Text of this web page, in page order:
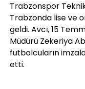
Trabzonspor
Trabzonda lise ve
geldi. Avcı, 15
Müdürü Zekeriya
futbolcuların
etti.